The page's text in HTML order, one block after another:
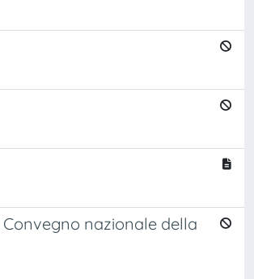
nazionale della